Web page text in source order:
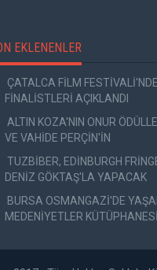
EKLENENLER
ÇATALCA FİLM
FİNALİSTLERİ AÇIKLANDI
ALTIN KOZA'NIN ONUR
VE VAHİDE PERÇİN'İN
TUZBİBER, EDİNBURGH
DENİZ GÖKTAŞ'LA YAPACAK
BURSA OSMANGAZİ'DE
MEDENİYETLER